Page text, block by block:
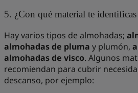
5. ¿Con qué material te identificas
Hay varios tipos de almohadas;
almohadas de pluma y plumón,
almohadas de visco. Algunos
recomiendan para cubrir
descanso, por ejemplo: